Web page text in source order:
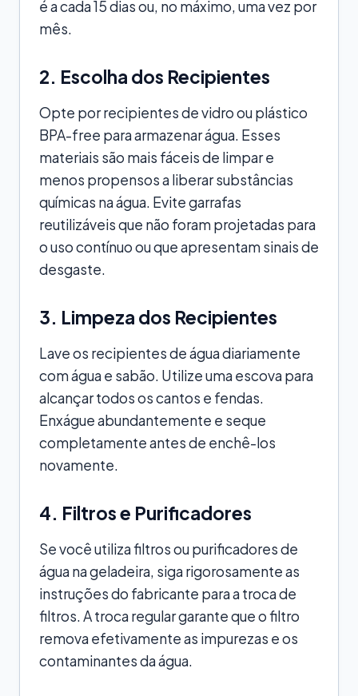
é a cada 15 dias ou, no máximo, uma vez por
mês.
2. Escolha dos Recipientes
Opte por recipientes de vidro ou plástico
BPA-free para armazenar água. Esses
materiais são mais fáceis de limpar e
menos propensos a liberar substâncias
químicas na água. Evite garrafas
reutilizáveis que não foram projetadas para
o uso contínuo ou que apresentam sinais de
desgaste.
3. Limpeza dos Recipientes
Lave os recipientes de água diariamente
com água e sabão. Utilize uma escova para
alcançar todos os cantos e fendas.
Enxágue abundantemente e seque
completamente antes de enchê-los
novamente.
4. Filtros e Purificadores
Se você utiliza filtros ou purificadores de
água na geladeira, siga rigorosamente as
instruções do fabricante para a troca de
filtros. A troca regular garante que o filtro
remova efetivamente as impurezas e os
contaminantes da água.